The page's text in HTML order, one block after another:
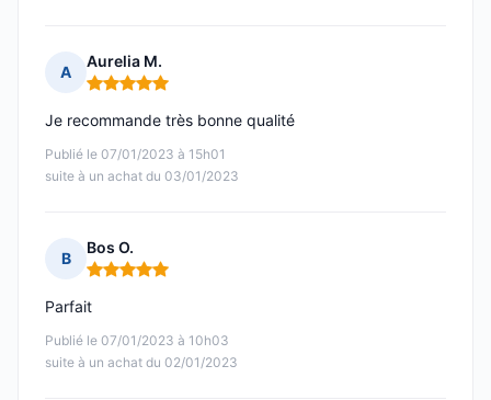
A
Aurelia M.
Note : 5 sur 5
Publié le 07/01/2023 à 15h01
suite à un achat du 03/01/2023
Je recommande très bonne qualité
B
Bos O.
Note : 5 sur 5
Publié le 07/01/2023 à 10h03
suite à un achat du 02/01/2023
Parfait